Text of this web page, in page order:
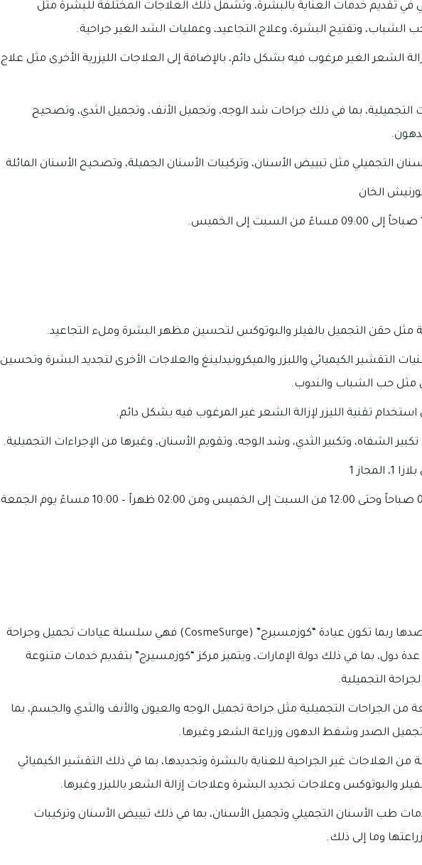
تقديم خدمات العناية بالبشرة، وتشمل ذلك العلاجات المختلفة للبشرة مثل
الشباب، وتفتيح البشرة، وعلاج التجاعيد، وعمليات الشد الغير جراحية.
الشعر الغير مرغوب فيه بشكل دائم، بالإضافة إلى العلاجات الليزرية الأخرى مثل علاج
بما في ذلك جراحات شد الوجه، وتجميل الأنف، وتجميل الثدي، وتصحيح
التجميلي مثل تبييض الأسنان، وتركيبات الأسنان الجميلة، وتصحيح الأسنان المائلة
الخان
مثل حقن التجميل بالفيلر والبوتوكس لتحسين مظهر البشرة وملء التجاعيد.
التقشير الكيميائي والليزر والميكرونيدلينغ والعلاجات الأخرى لتجديد البشرة وتحسين
حب الشباب والندوب.
استخدام تقنية الليزر لإزالة الشعر غير المرغوب فيه بشكل دائم.
الشفاه، وتكبير الثدي، وشد الوجه، وتقويم الأسنان، وغيرها من الإجراءات التجميلية.
تبدأ أوقات العمل من 09:00 صباحاً وحتى 12:00 من السبت إلى الخميس ومن 02:00 ظهراً – 10:00 مساءً يوم الجمعة
عيادة “كوزمسيرج” التي تقصدها ربما تكون عيادة “كوزمسيرج” (CosmeSurge) فهي سلسلة عيادات تجميل وجراحة
دول، بما في ذلك دولة الإمارات، ويتميز مركز “كوزمسيرج” بتقديم خدمات متنوعة
التجميلية.
من الجراحات التجميلية مثل جراحة تجميل الوجه والعيون والأنف والثدي والجسم، بما
الصدر وشفط الدهون وزراعة الشعر وغيرها.
العلاجات غير الجراحية للعناية بالبشرة وتجديدها، بما في ذلك التقشير الكيميائي
والبوتوكس وعلاجات تجديد البشرة وعلاجات إزالة الشعر بالليزر وغيرها.
طب الأسنان التجميلي وتجميل الأسنان، بما في ذلك تبييض الأسنان وتركيبات
وما إلى ذلك.